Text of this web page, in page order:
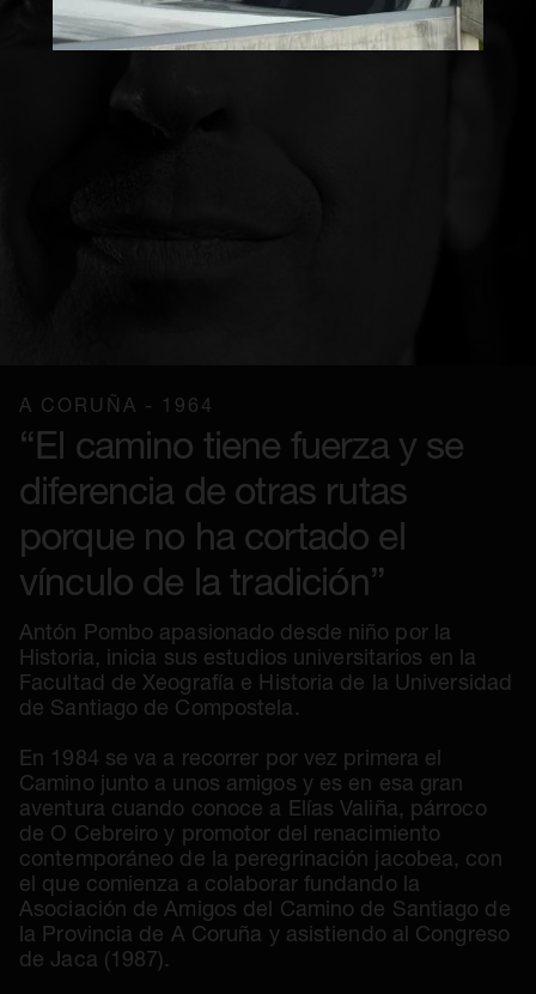
A CORUÑA - 1964
“El camino tiene fuerza y se
diferencia de otras rutas
porque no ha cortado el
vínculo de la tradición”
Antón Pombo apasionado desde niño por la
Historia, inicia sus estudios universitarios en la
Facultad de Xeografía e Historia de la Universidad
de Santiago de Compostela.
En 1984 se va a recorrer por vez primera el
Camino junto a unos amigos y es en esa gran
aventura cuando conoce a Elías Valiña, párroco
de O Cebreiro y promotor del renacimiento
contemporáneo de la peregrinación jacobea, con
el que comienza a colaborar fundando la
Asociación de Amigos del Camino de Santiago de
la Provincia de A Coruña y asistiendo al Congreso
de Jaca (1987).